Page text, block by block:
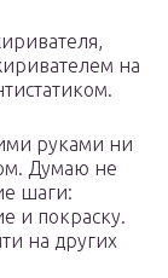
на
руками ни
Думаю не
шаги:
и покраску.
на других